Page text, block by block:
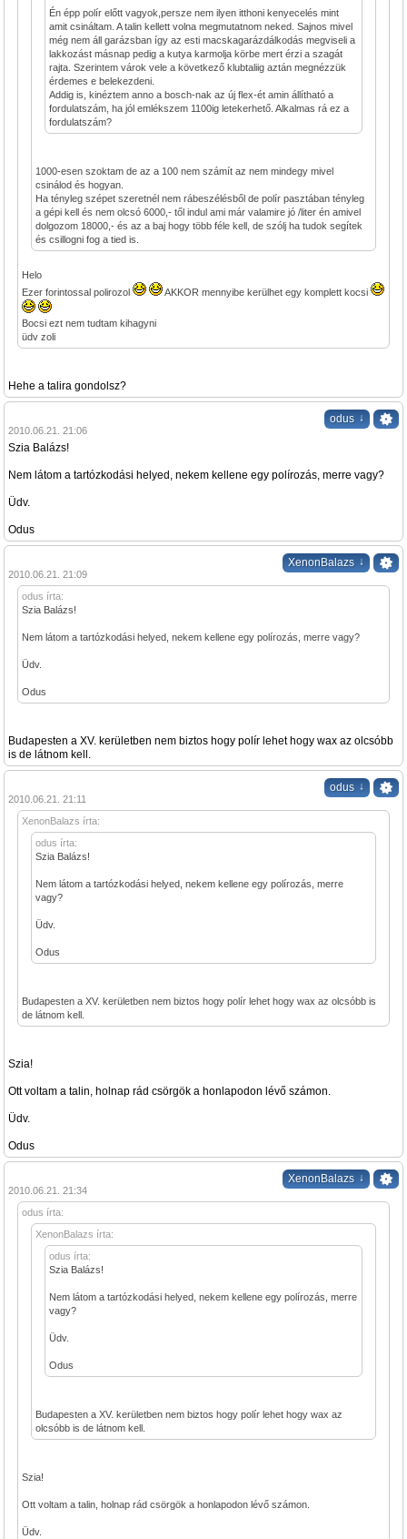
Én épp polír előtt vagyok,persze nem ilyen itthoni kenyecelés mint
amit csináltam. A talin kellett volna megmutatnom neked. Sajnos mivel
még nem áll garázsban így az esti macskagarázdálkodás megviseli a
lakkozást másnap pedig a kutya karmolja körbe mert érzi a szagát
rajta. Szerintem várok vele a következő klubtaliig aztán megnézzük
érdemes e belekezdeni.
Addig is, kinéztem anno a bosch-nak az új flex-ét amin állítható a
fordulatszám, ha jól emlékszem 1100ig letekerhető. Alkalmas rá ez a
fordulatszám?
1000-esen szoktam de az a 100 nem számít az nem mindegy mivel
csinálod és hogyan.
Ha tényleg szépet szeretnél nem rábeszélésből de polír pasztában tényleg
a gépi kell és nem olcsó 6000,- től indul ami már valamire jó /liter én amivel
dolgozom 18000,- és az a baj hogy több féle kell, de szólj ha tudok segítek
és csillogni fog a tied is.
Helo
Ezer forintossal polirozol
AKKOR mennyibe kerülhet egy komplett kocsi
Bocsi ezt nem tudtam kihagyni
üdv zoli
Hehe a talira gondolsz?
odus ↓
2010.06.21. 21:06
Szia Balázs!
Nem látom a tartózkodási helyed, nekem kellene egy polírozás, merre vagy?
Üdv.
Odus
XenonBalazs ↓
2010.06.21. 21:09
odus írta:
Szia Balázs!
Nem látom a tartózkodási helyed, nekem kellene egy polírozás, merre vagy?
Üdv.
Odus
Budapesten a XV. kerületben nem biztos hogy polír lehet hogy wax az olcsóbb
is de látnom kell.
odus ↓
2010.06.21. 21:11
XenonBalazs írta:
odus írta:
Szia Balázs!
Nem látom a tartózkodási helyed, nekem kellene egy polírozás, merre
vagy?
Üdv.
Odus
Budapesten a XV. kerületben nem biztos hogy polír lehet hogy wax az olcsóbb is
de látnom kell.
Szia!
Ott voltam a talin, holnap rád csörgök a honlapodon lévő számon.
Üdv.
Odus
XenonBalazs ↓
2010.06.21. 21:34
odus írta:
XenonBalazs írta:
odus írta:
Szia Balázs!
Nem látom a tartózkodási helyed, nekem kellene egy polírozás, merre
vagy?
Üdv.
Odus
Budapesten a XV. kerületben nem biztos hogy polír lehet hogy wax az
olcsóbb is de látnom kell.
Szia!
Ott voltam a talin, holnap rád csörgök a honlapodon lévő számon.
Üdv.